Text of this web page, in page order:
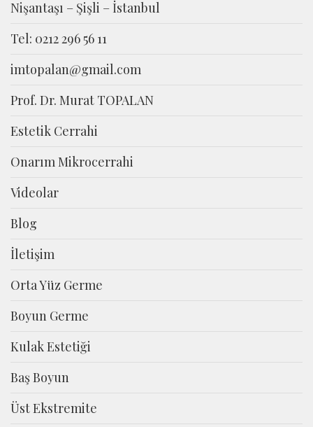
Nişantaşı – Şişli – İstanbul
Tel: 0212 296 56 11
imtopalan@gmail.com
Prof. Dr. Murat TOPALAN
Estetik Cerrahi
Onarım Mikrocerrahi
Videolar
Blog
İletişim
Orta Yüz Germe
Boyun Germe
Kulak Estetiği
Baş Boyun
Üst Ekstremite